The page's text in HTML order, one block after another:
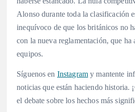
Alonso durante toda la clasificación
inequívoco de que los británicos no
con la nueva reglamentación, que ha
equipos.
Síguenos en Instagram y mantente
noticias que están haciendo historia.
el debate sobre los hechos más